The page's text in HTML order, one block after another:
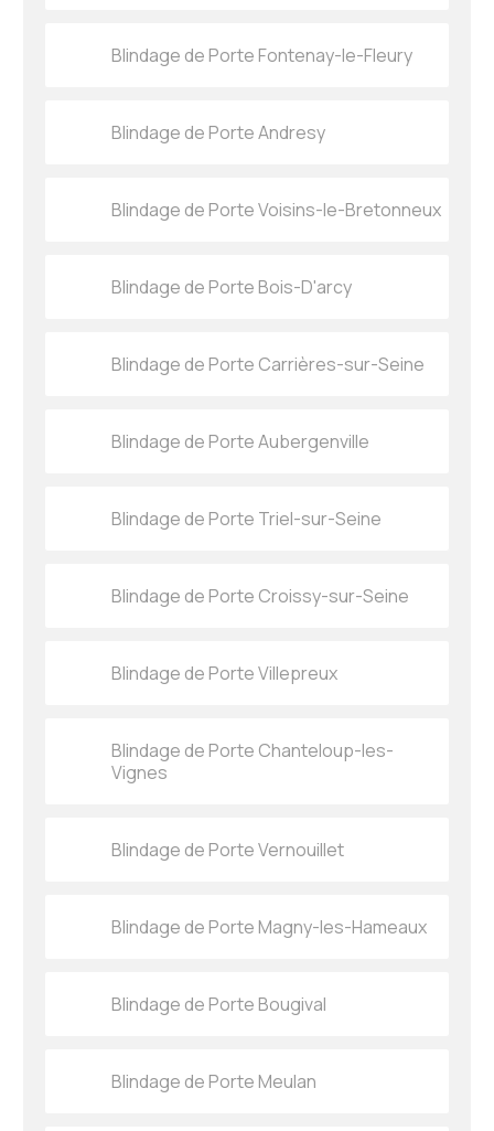
Blindage de Porte Fontenay-le-Fleury
Blindage de Porte Andresy
Blindage de Porte Voisins-le-Bretonneux
Blindage de Porte Bois-D'arcy
Blindage de Porte Carrières-sur-Seine
Blindage de Porte Aubergenville
Blindage de Porte Triel-sur-Seine
Blindage de Porte Croissy-sur-Seine
Blindage de Porte Villepreux
Blindage de Porte Chanteloup-les-
Vignes
Blindage de Porte Vernouillet
Blindage de Porte Magny-les-Hameaux
Blindage de Porte Bougival
Blindage de Porte Meulan